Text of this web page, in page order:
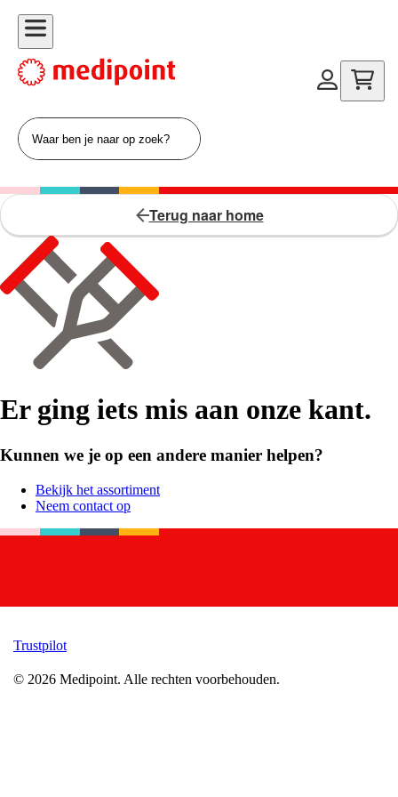
Terug naar home
Er ging iets mis aan onze kant.
Kunnen we je op een andere manier helpen?
Bekijk het assortiment
Neem contact op
Trustpilot
© 2026 Medipoint. Alle rechten voorbehouden.